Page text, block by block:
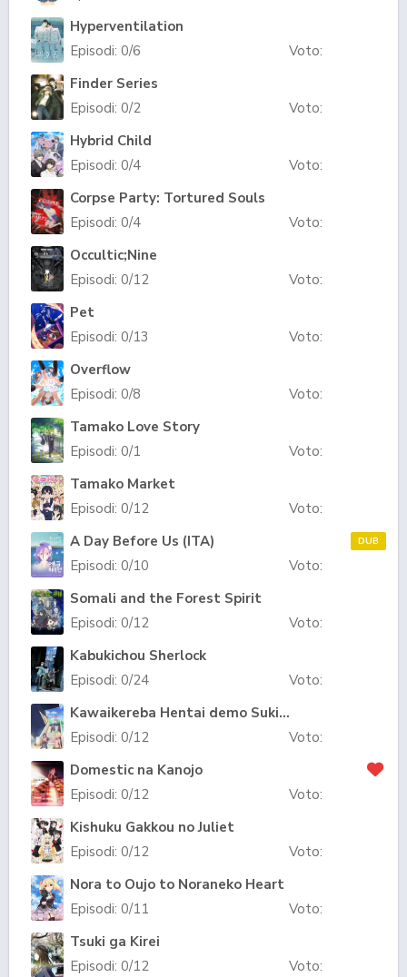
Hyperventilation
Voto:
Episodi: 0/6
Finder Series
Voto:
Episodi: 0/2
Hybrid Child
Voto:
Episodi: 0/4
Corpse Party: Tortured Souls
Voto:
Episodi: 0/4
Occultic;Nine
Voto:
Episodi: 0/12
Pet
Voto:
Episodi: 0/13
Overflow
Voto:
Episodi: 0/8
Tamako Love Story
Voto:
Episodi: 0/1
Tamako Market
Voto:
Episodi: 0/12
A Day Before Us (ITA)
DUB
Voto:
Episodi: 0/10
Somali and the Forest Spirit
Voto:
Episodi: 0/12
Kabukichou Sherlock
Voto:
Episodi: 0/24
Kawaikereba Hentai demo Suki ni Natte Kuremasu ka?
Voto:
Episodi: 0/12
Domestic na Kanojo
Voto:
Episodi: 0/12
Kishuku Gakkou no Juliet
Voto:
Episodi: 0/12
Nora to Oujo to Noraneko Heart
Voto:
Episodi: 0/11
Tsuki ga Kirei
Voto:
Episodi: 0/12